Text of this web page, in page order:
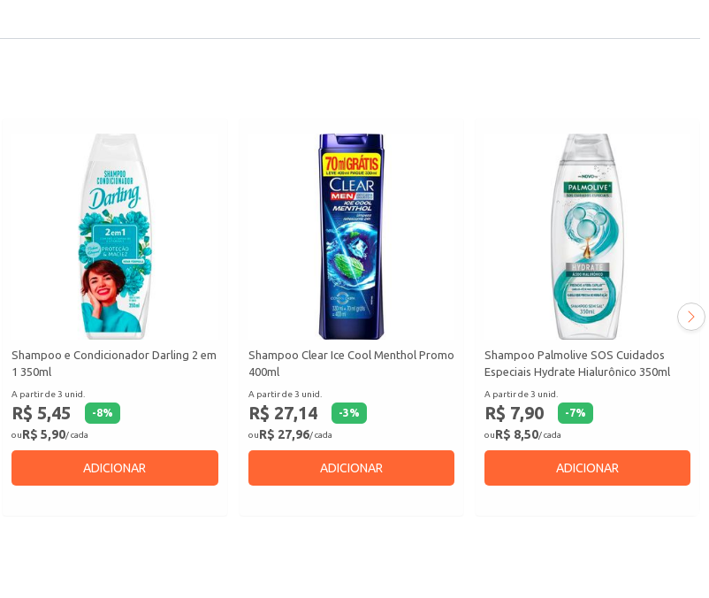
Shampoo e Condicionador Darling 2 em
1 350ml
A partir de 3 unid.
R$ 5,45 -8%
ouR$ 5,90/ cada
ADICIONAR
Shampoo Clear Ice Cool Menthol Promo
400ml
A partir de 3 unid.
R$ 27,14 -3%
ouR$ 27,96/ cada
ADICIONAR
Shampoo Palmolive SOS Cuidados
Especiais Hydrate Hialurônico 350ml
A partir de 3 unid.
R$ 7,90 -7%
ouR$ 8,50/ cada
ADICIONAR